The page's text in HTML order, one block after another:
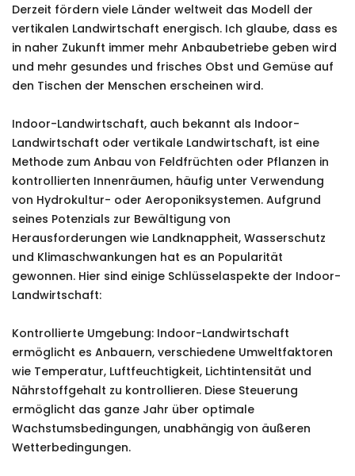
Derzeit fördern viele Länder weltweit das Modell der
vertikalen Landwirtschaft energisch. Ich glaube, dass es
in naher Zukunft immer mehr Anbaubetriebe geben wird
und mehr gesundes und frisches Obst und Gemüse auf
den Tischen der Menschen erscheinen wird.
Indoor-Landwirtschaft, auch bekannt als Indoor-
Landwirtschaft oder vertikale Landwirtschaft, ist eine
Methode zum Anbau von Feldfrüchten oder Pflanzen in
kontrollierten Innenräumen, häufig unter Verwendung
von Hydrokultur- oder Aeroponiksystemen. Aufgrund
seines Potenzials zur Bewältigung von
Herausforderungen wie Landknappheit, Wasserschutz
und Klimaschwankungen hat es an Popularität
gewonnen. Hier sind einige Schlüsselaspekte der Indoor-
Landwirtschaft:
Kontrollierte Umgebung: Indoor-Landwirtschaft
ermöglicht es Anbauern, verschiedene Umweltfaktoren
wie Temperatur, Luftfeuchtigkeit, Lichtintensität und
Nährstoffgehalt zu kontrollieren. Diese Steuerung
ermöglicht das ganze Jahr über optimale
Wachstumsbedingungen, unabhängig von äußeren
Wetterbedingungen.